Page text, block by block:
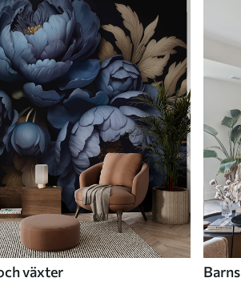
växter Barns